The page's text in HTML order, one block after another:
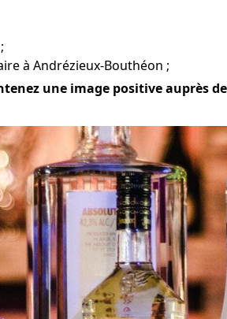
à Andrézieux-Bouthéon ;
une image positive auprès